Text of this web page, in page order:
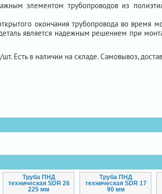
элементом трубопроводов из
окончания трубопровода во время
является надежным решением при
шт. Есть в наличии на складе. Самовывоз,
Труба ПНД
техническая SDR 26
225 мм
Труба ПНД
техническая SDR 17
90 мм